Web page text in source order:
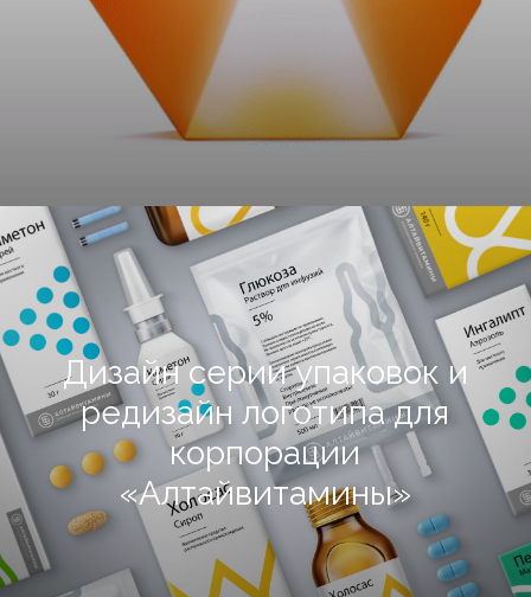
Дизайн серии упаковок и
редизайн логотипа для
корпорации
«Алтайвитамины»